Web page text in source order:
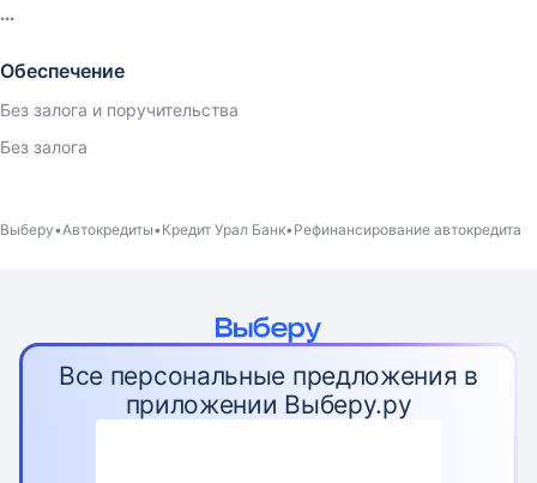
Обеспечение
Без залога и поручительства
Без залога
Выберу Автокредиты Кредит Урал Банк Рефинансирование автокредита
Все персональные предложения в
приложении Выберу.ру